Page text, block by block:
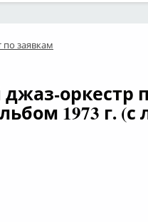
заявкам
оркестр
1973 г. (с